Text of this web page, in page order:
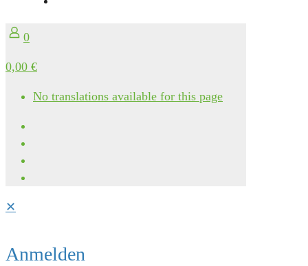
0
0,00 €
No translations available for this page
✕
Anmelden